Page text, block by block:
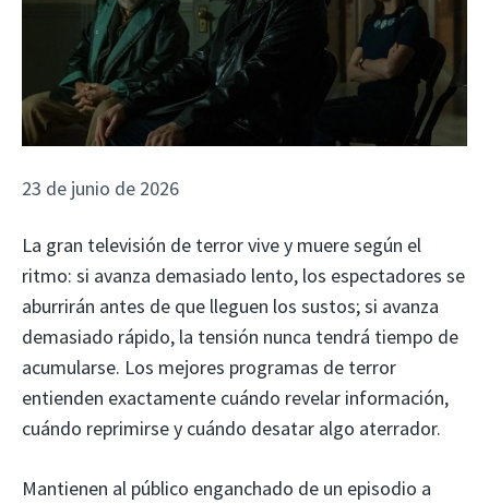
23 de junio de 2026
La gran televisión de terror vive y muere según el
ritmo: si avanza demasiado lento, los espectadores se
aburrirán antes de que lleguen los sustos; si avanza
demasiado rápido, la tensión nunca tendrá tiempo de
acumularse. Los mejores programas de terror
entienden exactamente cuándo revelar información,
cuándo reprimirse y cuándo desatar algo aterrador.
Mantienen al público enganchado de un episodio a